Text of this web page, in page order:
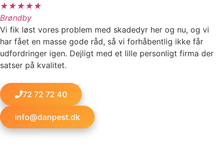
★★★★★
Brøndby
Vi fik løst vores problem med skadedyr her og nu, og vi
har fået en masse gode råd, så vi forhåbentlig ikke får
udfordringer igen. Dejligt med et lille personligt firma der
satser på kvalitet.
72 72 72 40
info@danpest.dk